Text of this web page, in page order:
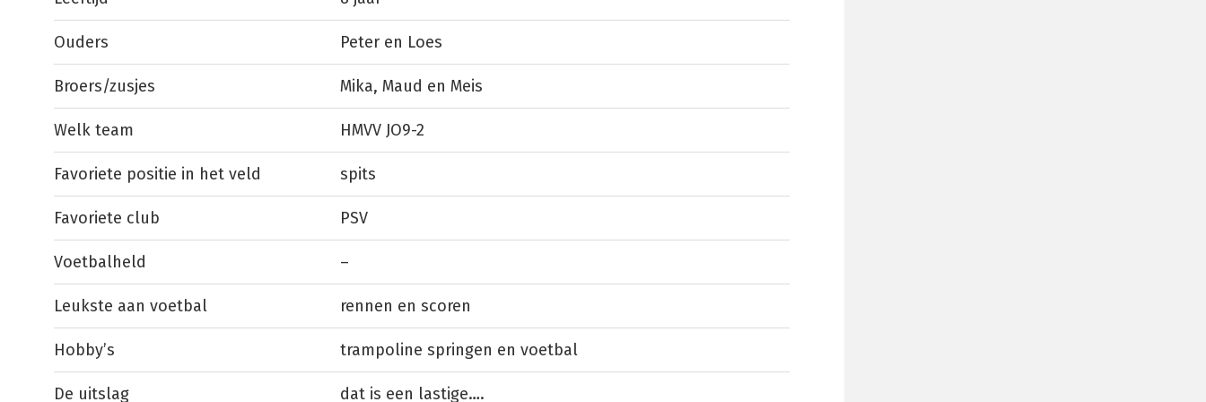
Ouders Peter en Loes
Broers/zusjes Mika, Maud en Meis
Welk team HMVV JO9-2
Favoriete positie in het veld spits
Favoriete club PSV
Voetbalheld –
Leukste aan voetbal rennen en scoren
Hobby’s trampoline springen en voetbal
De uitslag dat is een lastige….